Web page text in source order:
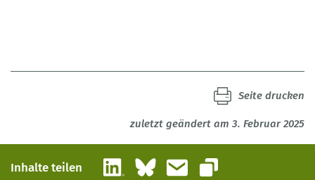
zuletzt geändert am 3. Februar 2025
Seite drucken
Inhalte teilen LinkedInBlueskyE-Mail
Link kopieren